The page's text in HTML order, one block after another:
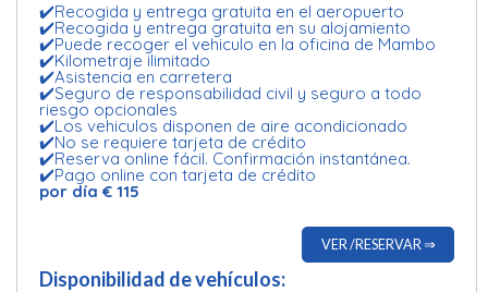
✔️Recogida y entrega gratuita en el aeropuerto
✔️Recogida y entrega gratuita en su alojamiento
✔️Puede recoger el vehiculo en la oficina de Mambo
✔️Kilometraje ilimitado
✔️Asistencia en carretera
✔️Seguro de responsabilidad civil y seguro a todo
riesgo opcionales
✔️Los vehiculos disponen de aire acondicionado
✔️No se requiere tarjeta de crédito
✔️Reserva online fácil. Confirmación instantánea.
✔️Pago online con tarjeta de crédito
por día € 115
VER /RESERVAR ⇒
Disponibilidad de vehículos: